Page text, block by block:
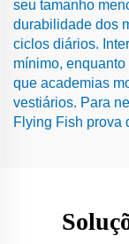
seu tamanho
durabilidade dos
ciclos diários.
mínimo,
que academias
vestiários. Para
Flying Fish prova